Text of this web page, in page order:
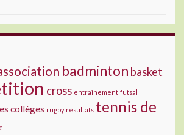
badminton basket
cross entraînement futsal
collèges rugby résultats tennis de